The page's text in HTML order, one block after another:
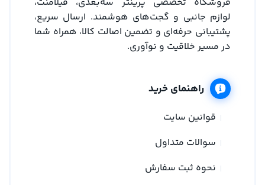
لوازم جانبی و گجت‌های هوشمند. ارسال سریع،
پشتیبانی حرفه‌ای و تضمین اصالت کالا، همراه شما
در مسیر خلاقیت و نوآوری.
راهنمای خرید
قوانین سایت
سوالات متداول
نحوه ثبت سفارش